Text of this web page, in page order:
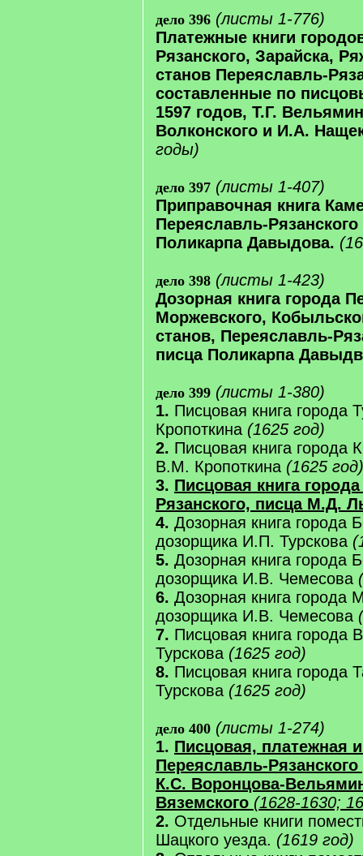
дело 396 (листы 1-776)
Платежные книги
Рязанского, Зарайска,
станов Переяславль-
составленные по
1597 годов, Т.Г.
Волконского и И.А.
годы)
дело 397 (листы 1-407)
Приправочная книга
Переяславль-
Поликарпа Давыдова.
дело 398 (листы 1-423)
Дозорная книга города
Моржевского,
станов, Переяславль-
писца Поликарпа
дело 399 (листы 1-380)
1. Писцовая книга города
Кропоткина (1625 год)
2. Писцовая книга города
В.М. Кропоткина (1625 год)
3. Писцовая книга
Рязанского, писца М.Д.
4. Дозорная книга города
дозорщика И.П. Турскова
5. Дозорная книга города
дозорщика И.В. Чемесова
6. Дозорная книга города
дозорщика И.В. Чемесова
7. Писцовая книга города
Турскова (1625 год)
8. Писцовая книга города
Турскова (1625 год)
дело 400 (листы 1-274)
1. Писцовая, платежная
Переяславль-
К.С. Воронцова-
Вяземского (1628-1630;
2. Отдельные книги
Шацкого уезда. (1619 год)